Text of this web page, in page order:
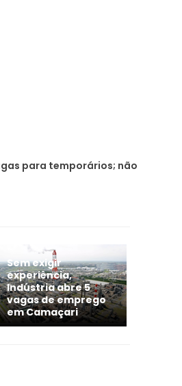
para temporários; não
Sem exigir
experiência,
Indústria abre 5
vagas de emprego
em Camaçari